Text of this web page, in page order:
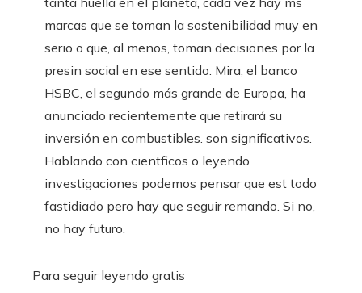
marcas que se toman la sostenibilidad muy en
serio o que, al menos, toman decisiones por la
presin social en ese sentido. Mira, el banco
HSBC, el segundo más grande de Europa, ha
anunciado recientemente que retirará su
inversión en combustibles. son significativos.
Hablando con cientficos o leyendo
investigaciones podemos pensar que est todo
fastidiado pero hay que seguir remando. Si no,
no hay futuro.
Para seguir leyendo gratis